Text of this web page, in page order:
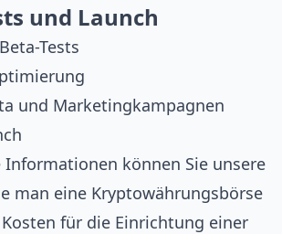
und Launch
Tests
und Marketingkampagnen
können Sie unsere
man eine Kryptowährungsbörse
Kosten für die Einrichtung einer